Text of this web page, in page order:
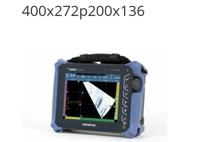
400x272p200x136